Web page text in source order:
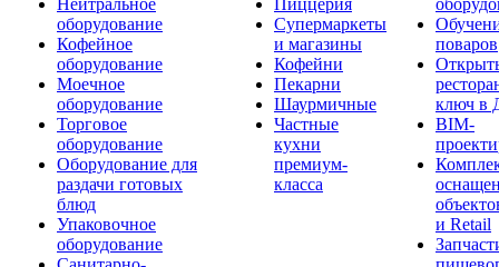
Нейтральное
оборудование
Кофейное
оборудование
Моечное
оборудование
Торговое
оборудование
Оборудование для
раздачи готовых
блюд
Упаковочное
оборудование
Пиццерия
Супермаркеты
и магазины
Кофейни
Пекарни
Шаурмичные
Частные
кухни
премиум-
класса
поваров
ключ в
BIM-
и Retail